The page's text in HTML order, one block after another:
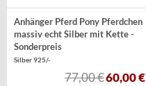
Anhänger Pferd Pony Pferdchen
massiv echt Silber mit Kette -
Sonderpreis
Silber 925/-
77,00 €60,00 €